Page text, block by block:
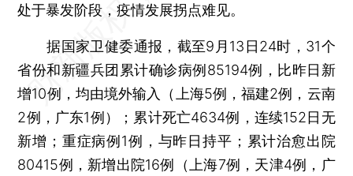
处于暴发阶段，疫情发展拐点难见。
据国家卫健委通报，截至9月13日24时，31个
省份和新疆兵团累计确诊病例85194例，比昨日新
增10例，均由境外输入（上海5例，福建2例，云南
2例，广东1例）；累计死亡4634例，连续152日无
新增；重症病例1例，与昨日持平；累计治愈出院
80415例，新增出院16例（上海7例，天津4例，广